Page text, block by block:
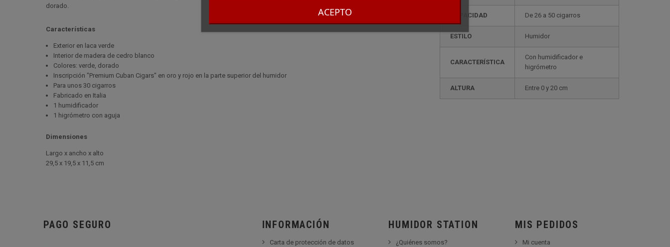
ACEPTO CAPACIDAD de 26 a 50 cigarros
ESTILO humidor
CARACTERÍSTICA
con humidificador e
higrómetro
ALTURA entre 0 y 20 cm
dorado.
Características
Exterior en laca verde
Interior de madera de cedro blanco
Colores: verde, dorado
Inscripción "Premium Cuban Cigars" en oro y rojo en la parte superior del humidor
Para unos 30 cigarros
Fabricado en Italia
1 humidificador
1 higrómetro con aguja
Dimensiones
Largo x ancho x alto
29,5 x 19,5 x 11,5 cm
PAGO SEGURO INFORMACIÓN
Carta de protección de datos
HUMIDOR STATION
¿Quiénes somos?
MIS PEDIDOS
Mi cuenta